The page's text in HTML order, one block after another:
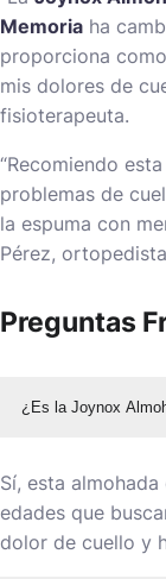
Memoria ha
proporciona
mis dolores de
fisioterapeuta.
“Recomiendo
problemas de
la espuma con
Pérez,
Preguntas
¿Es la Joynox
Sí, esta
edades que
dolor de cuello y